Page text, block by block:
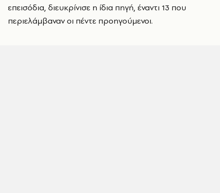
επεισόδια, διευκρίνισε η ίδια πηγή, έναντι 13 που
περιελάμβαναν οι πέντε προηγούμενοι.